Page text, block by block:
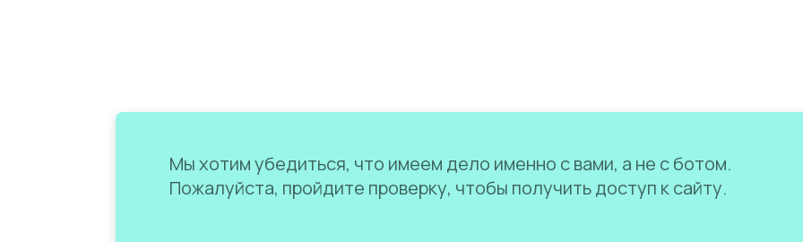
Мы хотим убедиться, что имеем дело именно с вами, а не с ботом.
Пожалуйста, пройдите проверку, чтобы получить доступ к сайту.